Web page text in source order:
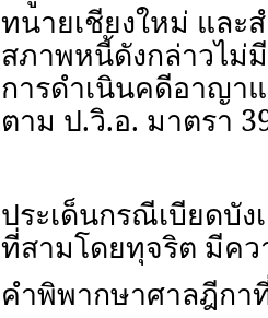
ทนายเชียงใหม่ และ
สภาพหนี้ดังกล่าวไม่
การดำเนินคดีอาญา
ตาม ป.วิ.อ. มาตรา
ประเด็นกรณีเบียดบั
ที่สามโดยทุจริต มีค
คำพิพากษาศาลฎีกา